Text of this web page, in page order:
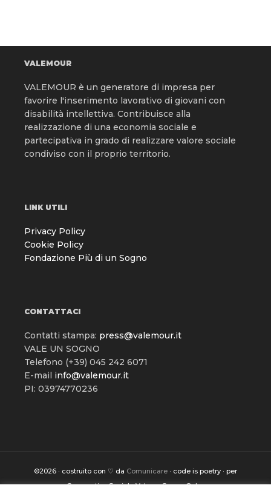
VALEMOUR
VALEMOUR è un generatore di impresa per
favorire l'inserimento lavorativo di giovani con
disabilità intellettiva. Contribuisce alla
realizzazione di una economia sociale e
partecipativa in grado di realizzare valore sociale
condiviso con il proprio territorio.
LINK UTILI
Privacy Policy
Cookie Policy
Fondazione Più di un Sogno
CONTATTACI
Contatti stampa: press@valemour.it
VALE UN SOGNO
Telefono (+39) 045 242 6071
E-mail info@valemour.it
PI: 03974770236
©2026 · costruito con ♡ da Comunicare · code is poetry · per
Cooperativa Sociale Vale un Sogno Onlus